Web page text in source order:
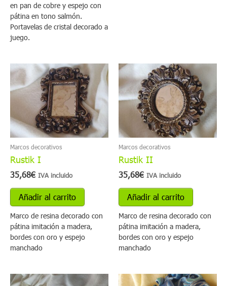
en pan de cobre y espejo con
pátina en tono salmón.
Portavelas de cristal decorado a
juego.
Marcos decorativos
Rustik I
35,68€ IVA incluido
Añadir al carrito
Marco de resina decorado con
pátina imitación a madera,
bordes con oro y espejo
manchado
Marcos decorativos
Rustik II
35,68€ IVA incluido
Añadir al carrito
Marco de resina decorado con
pátina imitación a madera,
bordes con oro y espejo
manchado